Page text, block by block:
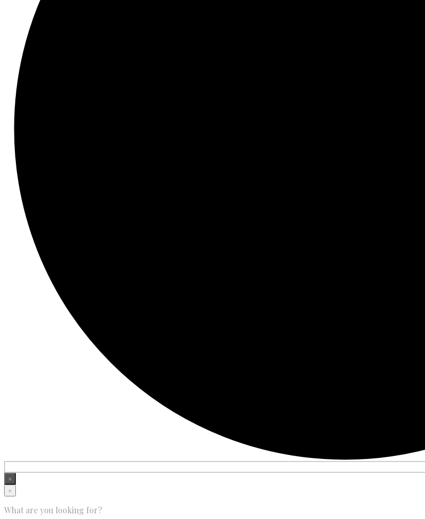
×
×
What are you looking for?